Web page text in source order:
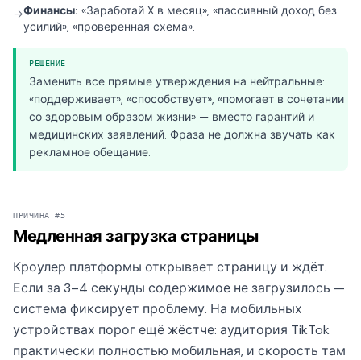
→Финансы: «Заработай X в месяц», «пассивный доход без
усилий», «проверенная схема».
РЕШЕНИЕ
Заменить все прямые утверждения на нейтральные:
«поддерживает», «способствует», «помогает в сочетании
со здоровым образом жизни» — вместо гарантий и
медицинских заявлений. Фраза не должна звучать как
рекламное обещание.
ПРИЧИНА #5
Медленная загрузка страницы
Кроулер платформы открывает страницу и ждёт.
Если за 3–4 секунды содержимое не загрузилось —
система фиксирует проблему. На мобильных
устройствах порог ещё жёстче: аудитория TikTok
практически полностью мобильная, и скорость там